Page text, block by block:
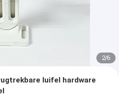
2/6
luifel hardware